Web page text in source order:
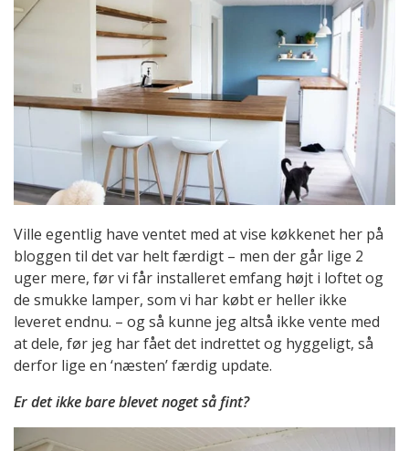
Ville egentlig have ventet med at vise køkkenet her på
bloggen til det var helt færdigt – men der går lige 2
uger mere, før vi får installeret emfang højt i loftet og
de smukke lamper, som vi har købt er heller ikke
leveret endnu. – og så kunne jeg altså ikke vente med
at dele, før jeg har fået det indrettet og hyggeligt, så
derfor lige en ‘næsten’ færdig update.
Er det ikke bare blevet noget så fint?